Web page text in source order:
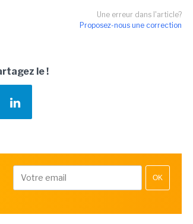
Une erreur dans l'article?
Proposez-nous une correction
le !
OK